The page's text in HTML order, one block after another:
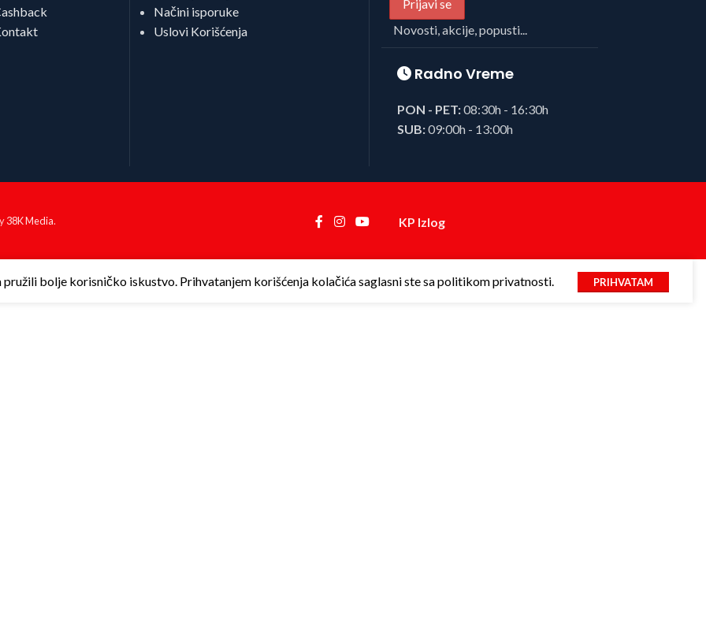
Načini isporuke
Uslovi Korišćenja
Novosti, akcije, popusti...
Radno Vreme
PON - PET:08:30h - 16:30h
SUB:09:00h - 13:00h
38K Media. KP Izlog
bolje korisničko iskustvo. Prihvatanjem korišćenja kolačića saglasni ste sa politikom privatnosti. PRIHVATAM